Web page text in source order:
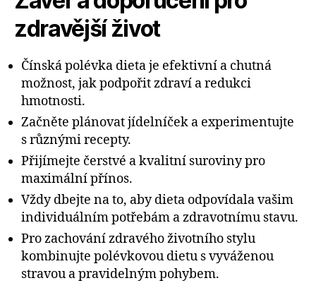
zdravější život
Čínská polévka dieta je efektivní a chutná
možnost, jak podpořit zdraví a redukci
hmotnosti.
Začněte plánovat jídelníček a experimentujte
s různými recepty.
Přijímejte čerstvé a kvalitní suroviny pro
maximální přínos.
Vždy dbejte na to, aby dieta odpovídala vašim
individuálním potřebám a zdravotnímu stavu.
Pro zachování zdravého životního stylu
kombinujte polévkovou dietu s vyváženou
stravou a pravidelným pohybem.